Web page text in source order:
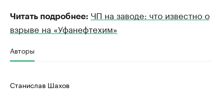
Читать подробнее: ЧП на заводе: что известно о
взрыве на «Уфанефтехим»
Авторы
Станислав Шахов